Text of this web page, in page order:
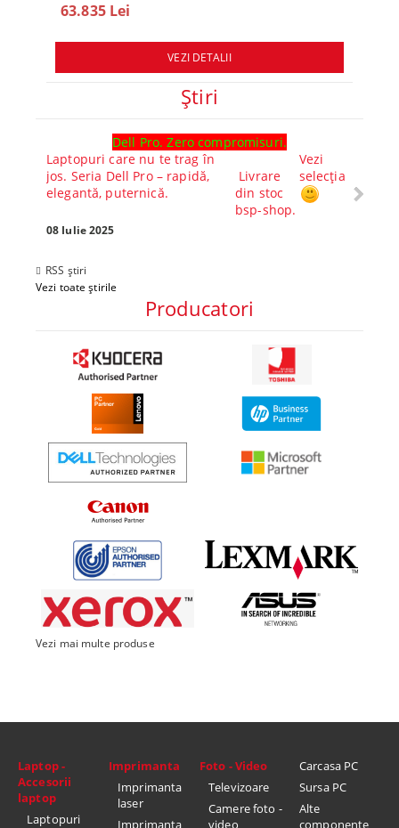
63.835 Lei
VEZI DETALII
Ştiri
Dell Pro. Zero compromisuri.
Laptopuri care nu te trag în
jos. Seria Dell Pro – rapidă,
elegantă, puternică.
Livrare
din stoc
bsp-shop.
Vezi
selecția
08 Iulie 2025
RSS știri
Vezi toate știrile
Producatori
Vezi mai multe produse
Laptop -
Accesorii
laptop
Laptopuri
Imprimanta
Imprimanta
laser
Imprimanta
Foto - Video
Televizoare
Camere foto -
video
Carcasa PC
Sursa PC
Alte
componente